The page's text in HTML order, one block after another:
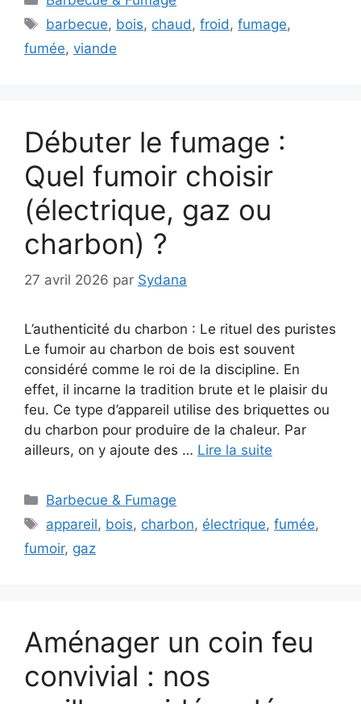
Étiquettes
barbecue, bois, chaud,froid,fumage,
fumée, viande
Débuter le fumage :
Quel fumoir choisir
(électrique, gaz ou
charbon) ?
27 avril 2026 par Sydana
L’authenticité du charbon : Le rituel des puristes
Le fumoir au charbon de bois est souvent
considéré comme le roi de la discipline. En
effet, il incarne la tradition brute et le plaisir du
feu. Ce type d’appareil utilise des briquettes ou
du charbon pour produire de la chaleur. Par
ailleurs, on y ajoute des … Lire la suite
Catégories
Barbecue & Fumage
Étiquettes
appareil, bois, charbon, électrique,fumée,
fumoir, gaz
Aménager un coin feu
convivial : nos